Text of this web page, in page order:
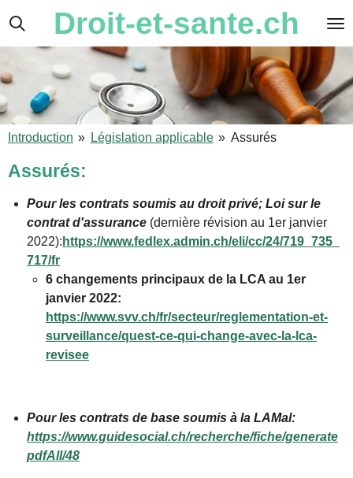
Passer
contenu
principal
Droit-et-sante.ch
Introduction » Législation applicable » Assurés
Assurés:
Pour les contrats soumis au droit privé; Loi sur le
contrat d'assurance (dernière révision au 1er janvier
2022): https://www.fedlex.admin.ch/eli/cc/24/719_735_
717/fr
6 changements principaux de la LCA au 1er
janvier 2022:
https://www.svv.ch/fr/secteur/reglementation-et-
surveillance/quest-ce-qui-change-avec-la-lca-
revisee
Pour les contrats de base soumis à la LAMal:
https://www.guidesocial.ch/recherche/fiche/generate
pdfAll/48